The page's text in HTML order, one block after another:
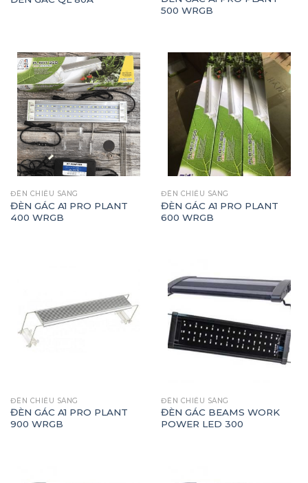
500 WRGB
ĐÈN CHIẾU SÁNG
ĐÈN GÁC A1 PRO PLANT
400 WRGB
ĐÈN CHIẾU SÁNG
ĐÈN GÁC A1 PRO PLANT
600 WRGB
ĐÈN CHIẾU SÁNG
ĐÈN GÁC A1 PRO PLANT
900 WRGB
ĐÈN CHIẾU SÁNG
ĐÈN GÁC BEAMS WORK
POWER LED 300